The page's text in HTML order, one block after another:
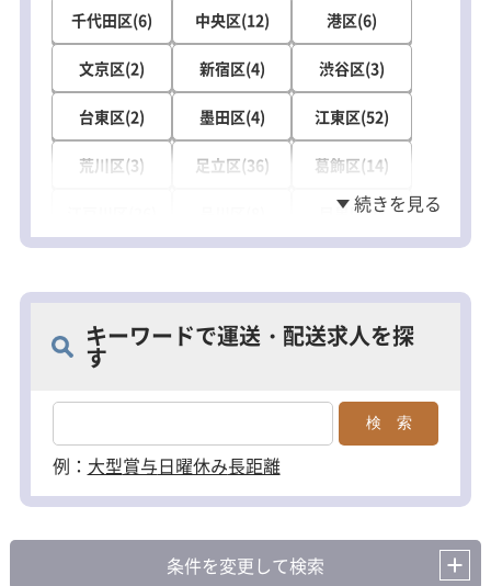
千代田区(6) 中央区(12) 港区(6)
文京区(2) 新宿区(4) 渋谷区(3)
台東区(2) 墨田区(4) 江東区(52)
荒川区(3) 足立区(36) 葛飾区(14)
目黒区(1)
北区(14)
立川市(2) 武蔵野市(1) 三鷹市(2)
府中市(3) 昭島市(2)
町田市(4) 小金井市(1) 小平市(1)
キーワードで運送・配送求人を探
す
例： 大型賞与日曜休み長距離
条件を変更して検索